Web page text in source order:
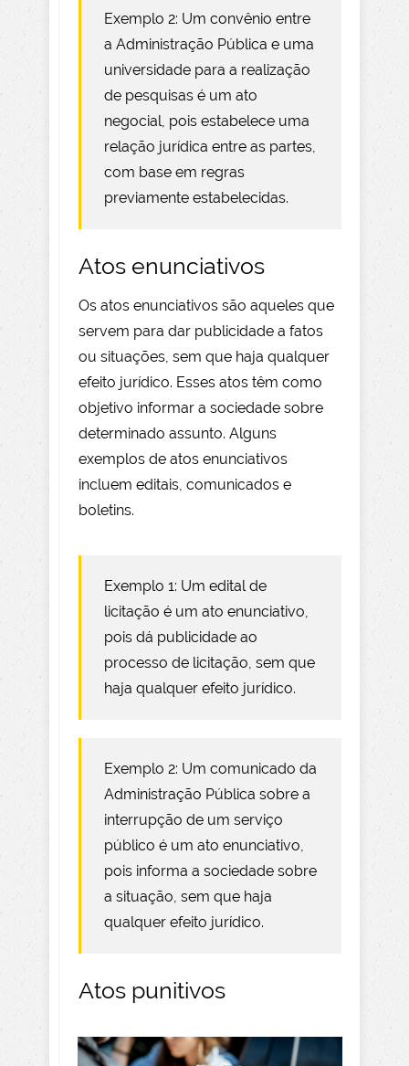
Exemplo 2: Um convênio entre
a Administração Pública e uma
universidade para a realização
de pesquisas é um ato
negocial, pois estabelece uma
relação jurídica entre as partes,
com base em regras
previamente estabelecidas.
Atos enunciativos
Os atos enunciativos são aqueles que
servem para dar publicidade a fatos
ou situações, sem que haja qualquer
efeito jurídico. Esses atos têm como
objetivo informar a sociedade sobre
determinado assunto. Alguns
exemplos de atos enunciativos
incluem editais, comunicados e
boletins.
Exemplo 1: Um edital de
licitação é um ato enunciativo,
pois dá publicidade ao
processo de licitação, sem que
haja qualquer efeito jurídico.
Exemplo 2: Um comunicado da
Administração Pública sobre a
interrupção de um serviço
público é um ato enunciativo,
pois informa a sociedade sobre
a situação, sem que haja
qualquer efeito jurídico.
Atos punitivos